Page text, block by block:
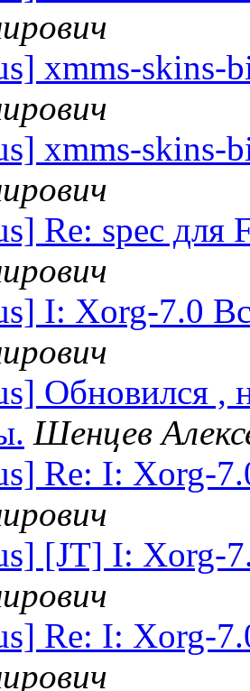
xmms-skins-
xmms-skins-
Re: spec для
I: Xorg-7.0
Обновился ,
Шенцев
Re: I: Xorg-
[JT] I: Xorg-
Re: I: Xorg-